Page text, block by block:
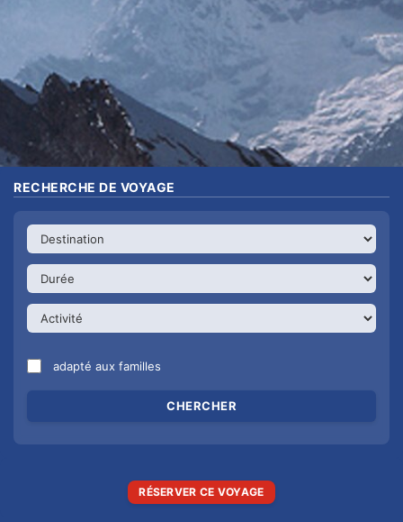
RECHERCHE DE VOYAGE
adapté aux familles
RÉSERVER CE VOYAGE